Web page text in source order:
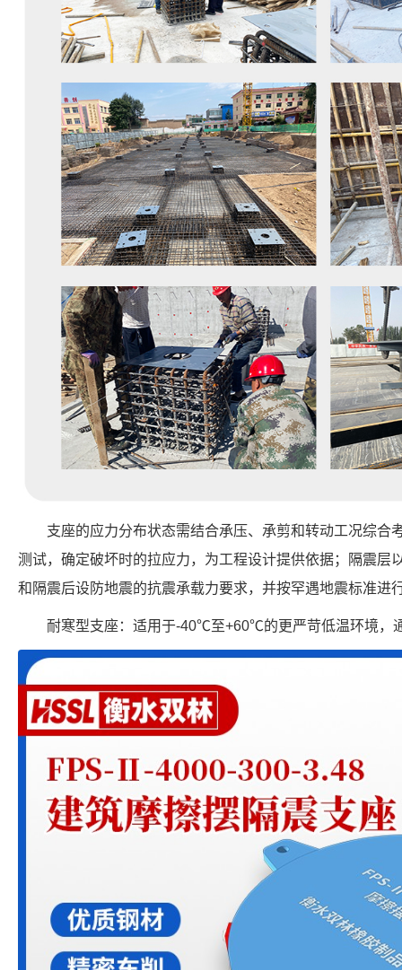
支座的应力分布状态需结合承压、承剪和转动工况综合
测试，确定破坏时的拉应力，为工程设计提供依据；隔震层
和隔震后设防地震的抗震承载力要求，并按罕遇地震标准进
耐寒型支座：适用于-40℃至+60℃的更严苛低温环境，